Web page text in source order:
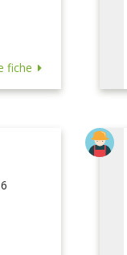
fiche